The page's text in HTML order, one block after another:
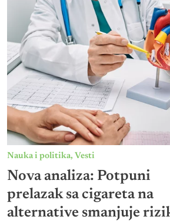
Nauka i politika, Vesti
Nova analiza: Potpuni
prelazak sa cigareta na
alternative smanjuje